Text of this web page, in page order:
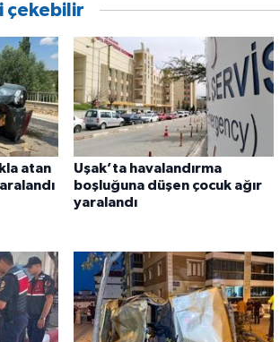
çekebilir
atan
Uşak’ta havalandırma
boşluğuna düşen çocuk ağır
yaralandı